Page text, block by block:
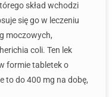
skład wchodzi
się go w leczeniu
moczowych,
coli. Ten lek
formie tabletek o
to do 400 mg na dobę,